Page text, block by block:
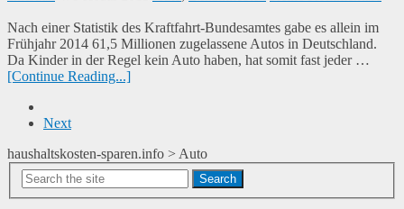
Nach einer Statistik des Kraftfahrt-Bundesamtes gabe es allein im
Frühjahr 2014 61,5 Millionen zugelassene Autos in Deutschland.
Da Kinder in der Regel kein Auto haben, hat somit fast jeder …
[Continue Reading...]
Next
haushaltskosten-sparen.info > Auto
Search